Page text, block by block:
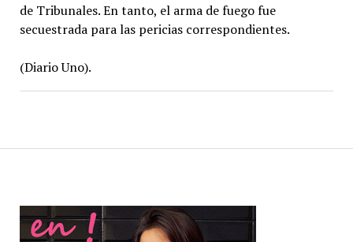
de Tribunales. En tanto, el arma de fuego fue
secuestrada para las pericias correspondientes.
(Diario Uno).